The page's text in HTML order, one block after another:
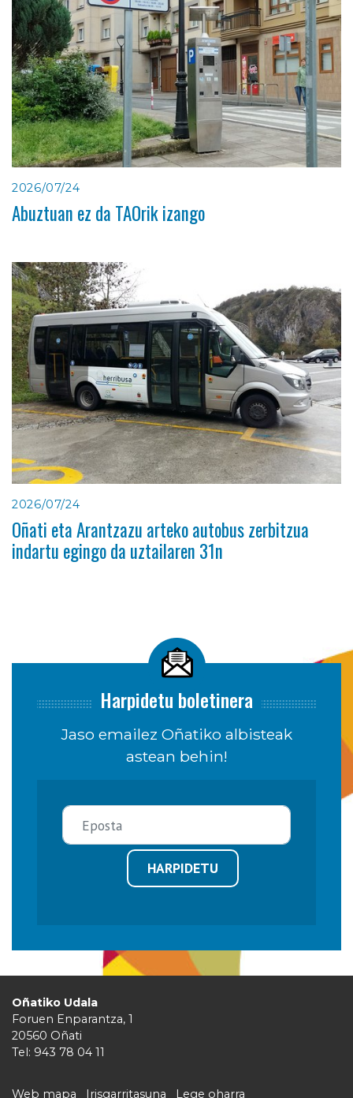
2026/07/24
Abuztuan ez da TAOrik izango
2026/07/24
Oñati eta Arantzazu arteko autobus zerbitzua
indartu egingo da uztailaren 31n
Harpidetu boletinera
Jaso emailez Oñatiko albisteak
astean behin!
HARPIDETU
Oñatiko Udala
Foruen Enparantza, 1
20560 Oñati
Tel: 943 78 04 11
Web mapa Irisgarritasuna Lege oharra